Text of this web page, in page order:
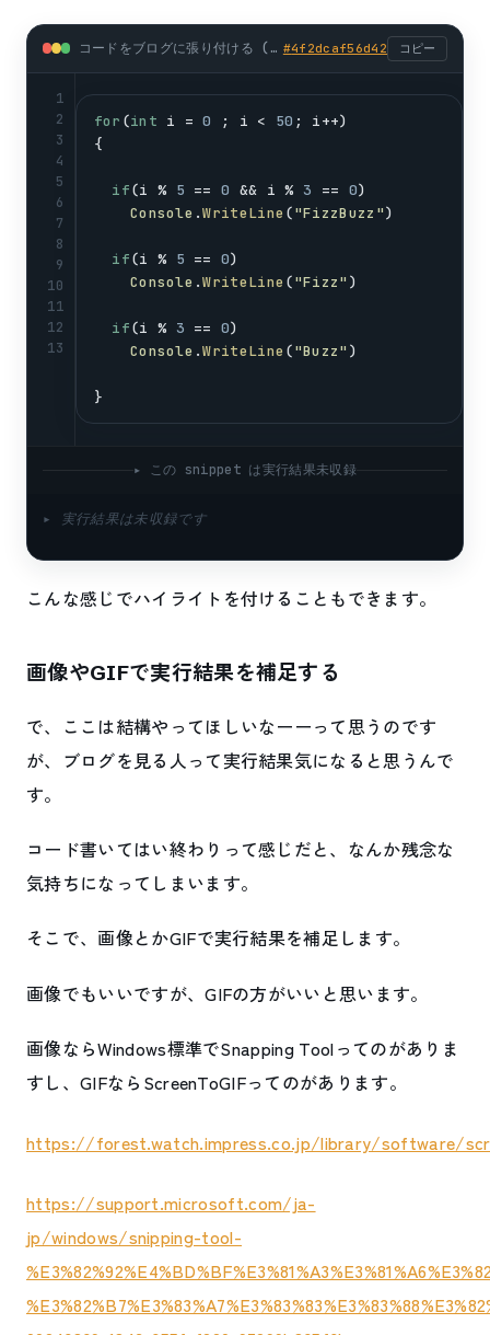
コードをブログに張り付ける (csharp) #4f2dcaf56d42 コピー
1
2
3
4
5
6
7
8
9
10
11
12
13
for (int i = 0 ; i < 50 ; i++)
{
if(i % 5 == 0 && i % 3 == 0)
Console .WriteLine ("FizzBuzz")
if(i % 5 == 0)
Console .WriteLine ("Fizz" )
if(i % 3 == 0)
Console .WriteLine ("Buzz" )
}
▸ この snippet は実行結果未収録
▸ 実行結果は未収録です
こんな感じでハイライトを付けることもできます。
画像やGIFで実行結果を補足する
で、ここは結構やってほしいなーーって思うのです
が、ブログを見る人って実行結果気になると思うんで
す。
コード書いてはい終わりって感じだと、なんか残念な
気持ちになってしまいます。
そこで、画像とかGIFで実行結果を補足します。
画像でもいいですが、GIFの方がいいと思います。
画像ならWindows標準でSnapping Toolってのがありま
すし、GIFならScreenToGIFってのがあります。
https://forest.watch.impress.co.jp/library/software/
https://support.microsoft.com/ja-
jp/windows/snipping-tool-